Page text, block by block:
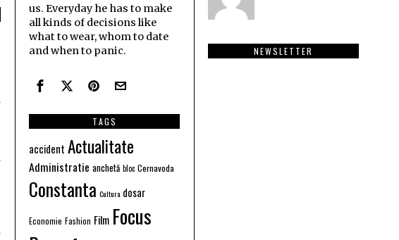
us. Everyday he has to make
all kinds of decisions like
what to wear, whom to date
and when to panic.
TAGS
accident Actualitate
Administratie anchetă bloc Cernavoda
Constanta Cultura dosar
Economie Fashion Film Focus
NEWSLETTER